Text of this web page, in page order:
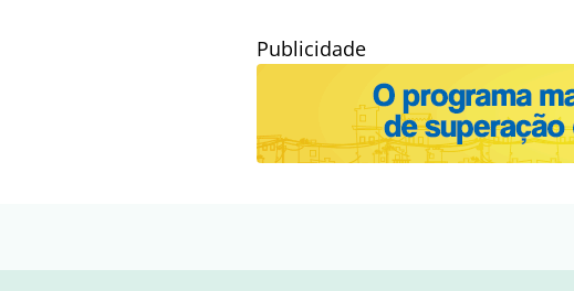
Publicidade